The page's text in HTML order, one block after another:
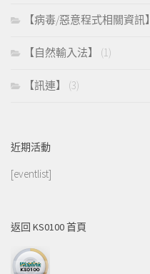
【病毒/惡意程式相關資訊】
【自然輸入法】 (1)
【訊連】 (3)
近期活動
[eventlist]
返回 KS0100 首頁